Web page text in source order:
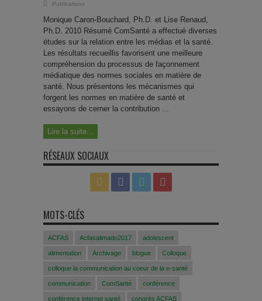
Publications
Monique Caron-Bouchard, Ph.D. et Lise Renaud,
Ph.D. 2010 Résumé ComSanté a effectué diverses
études sur la relation entre les médias et la santé.
Les résultats recueillis favorisent une meilleure
compréhension du processus de façonnement
médiatique des normes sociales en matière de
santé. Nous présentons les mécanismes qui
forgent les normes en matière de santé et
essayons de cerner la contribution ...
Lire la suite...
RÉSEAUX SOCIAUX
MOTS-CLÉS
ACFAS Acfasalimado2017 adolescent
alimentation Archivage blogue Colloque
colloque la communication au coeur de la e-santé
communication ComSanté conférence
conférence internet santé congrès ACFAS